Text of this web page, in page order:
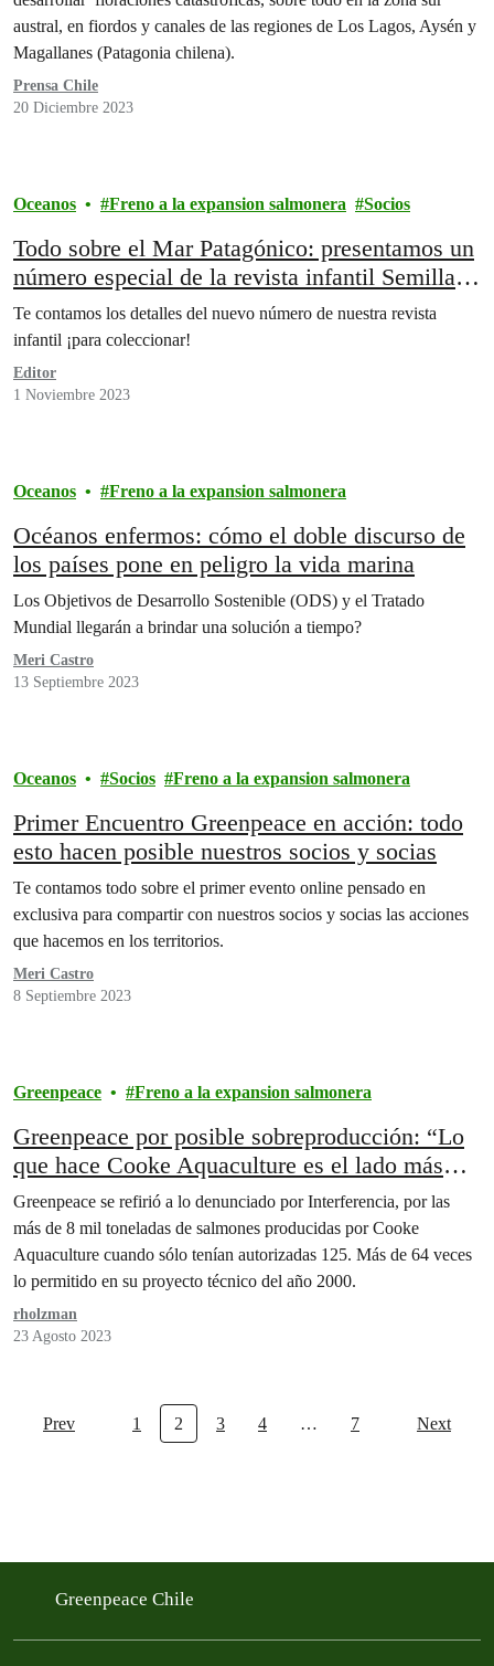
austral, en fiordos y canales de las regiones de Los Lagos, Aysén y
Magallanes (Patagonia chilena).
Prensa Chile
20 Diciembre 2023
Oceanos Freno a la expansion salmonera Socios
Todo sobre el Mar Patagónico: presentamos un
número especial de la revista infantil Semillas
Andinas
Te contamos los detalles del nuevo número de nuestra revista
infantil ¡para coleccionar!
Editor
1 Noviembre 2023
Oceanos Freno a la expansion salmonera
Océanos enfermos: cómo el doble discurso de
los países pone en peligro la vida marina
Los Objetivos de Desarrollo Sostenible (ODS) y el Tratado
Mundial llegarán a brindar una solución a tiempo?
Meri Castro
13 Septiembre 2023
Oceanos Socios Freno a la expansion salmonera
Primer Encuentro Greenpeace en acción: todo
esto hacen posible nuestros socios y socias
Te contamos todo sobre el primer evento online pensado en
exclusiva para compartir con nuestros socios y socias las acciones
que hacemos en los territorios.
Meri Castro
8 Septiembre 2023
Greenpeace Freno a la expansion salmonera
Greenpeace por posible sobreproducción: “Lo
que hace Cooke Aquaculture es el lado más
oscuro que tiene la industria salmonera”
Greenpeace se refirió a lo denunciado por Interferencia, por las
más de 8 mil toneladas de salmones producidas por Cooke
Aquaculture cuando sólo tenían autorizadas 125. Más de 64 veces
lo permitido en su proyecto técnico del año 2000.
rholzman
23 Agosto 2023
Prev 1 2 3 4 … 7 Next
Greenpeace Chile